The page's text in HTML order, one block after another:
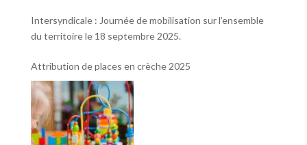
Intersyndicale : Journée de mobilisation sur l’ensemble
du territoire le 18 septembre 2025.
Attribution de places en crèche 2025